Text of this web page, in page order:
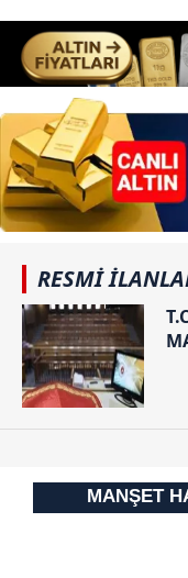
RESMİ
MANŞET